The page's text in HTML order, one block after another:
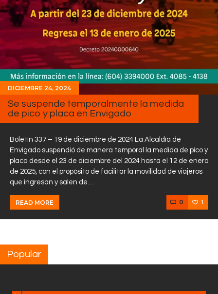
DICIEMBRE 24, 2024
Se suspende temporalmente la medida
de pico y placa en Envigado
Boletín 337 – 19 de diciembre de 2024 La Alcaldía de
Envigado suspendió de manera temporal la medida de pico y
placa desde el 23 de diciembre del 2024 hasta el 12 de enero
de 2025, con el propósito de facilitar la movilidad de viajeros
que ingresan y salen de…
READ MORE 0 1
Popular